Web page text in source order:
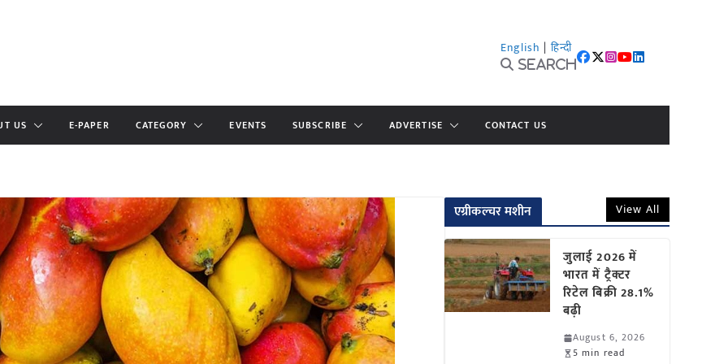
English | हिन्दी
Search
US E-PAPER CATEGORY EVENTS SUBSCRIBE ADVERTISE CONTACT US
एग्रीकल्चर मशीन View All
जुलाई 2026 में
भारत में ट्रैक्टर
रिटेल बिक्री 28.1%
बढ़ी
August 6, 2026
5 min read